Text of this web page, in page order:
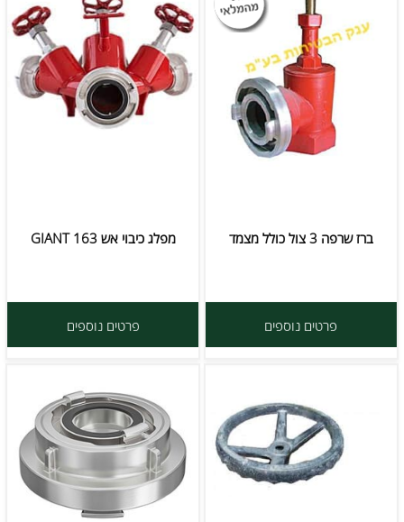
ברז שרפה 3 צול כולל מצמד
פרטים נוספים
מפלג כיבוי אש GIANT 163
פרטים נוספים